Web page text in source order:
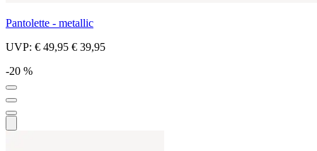
Pantolette - metallic
UVP: € 49,95 € 39,95
-20 %